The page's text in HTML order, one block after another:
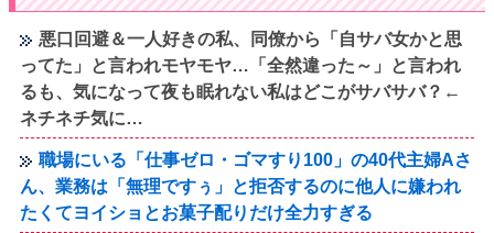
悪口回避＆一人好きの私、同僚から「自サバ女かと思
ってた」と言われモヤモヤ…「全然違った～」と言われ
るも、気になって夜も眠れない私はどこがサバサバ？←
ネチネチ気に…
職場にいる「仕事ゼロ・ゴマすり100」の40代主婦Aさ
ん、業務は「無理ですぅ」と拒否するのに他人に嫌われ
たくてヨイショとお菓子配りだけ全力すぎる